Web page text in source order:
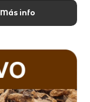
Más info